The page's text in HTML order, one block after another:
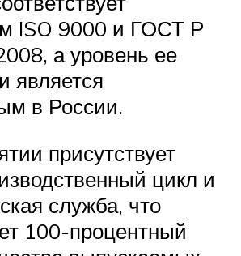
ISO 9000 и ГОСТ Р
а уровень ее
является
в России.
присутствует
цикл и
служба, что
100-процентный